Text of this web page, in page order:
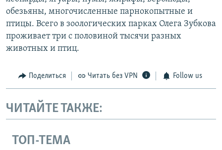
обезьяны, многочисленные парнокопытные и
птицы. Всего в зоологических парках Олега Зубкова
проживает три с половиной тысячи разных
животных и птиц.
Поделиться Читать без VPN Follow us
ЧИТАЙТЕ ТАКЖЕ:
ТОП-ТЕМА